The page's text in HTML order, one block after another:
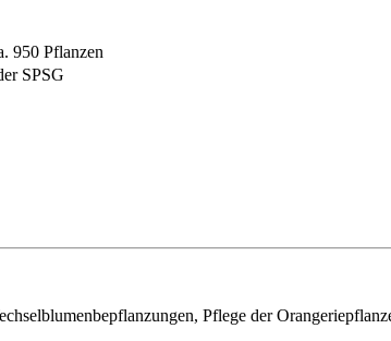
950 Pflanzen
SPSG
Pflege der